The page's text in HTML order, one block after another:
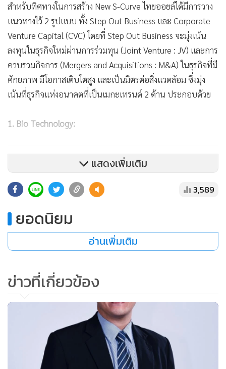
สำหรับทิศทางในการสร้าง New S-Curve ไทยออยล์ได้มีการวาง
แนวทางไว้ 2 รูปแบบ ทั้ง Step Out Business และ Corporate
Venture Capital (CVC) โดยที่ Step Out Business จะมุ่งเน้น
ลงทุนในธุรกิจใหม่ผ่านการร่วมทุน (Joint Venture : JV) และการ
ควบรวมกิจการ (Mergers and Acquisitions : M&A) ในธุรกิจที่มี
ศักยภาพ มีโอกาสเติบโตสูง และเป็นมิตรต่อสิ่งแวดล้อม ซึ่งมุ่ง
เน้นที่ธุรกิจแห่งอนาคตที่เป็นเมกะเทรนด์ 2 ด้าน ประกอบด้วย
1. Bio Technology:
แสดงเพิ่มเติม
3,589
ยอดนิยม
อ่านเพิ่มเติม
ข่าวที่เกี่ยวข้อง